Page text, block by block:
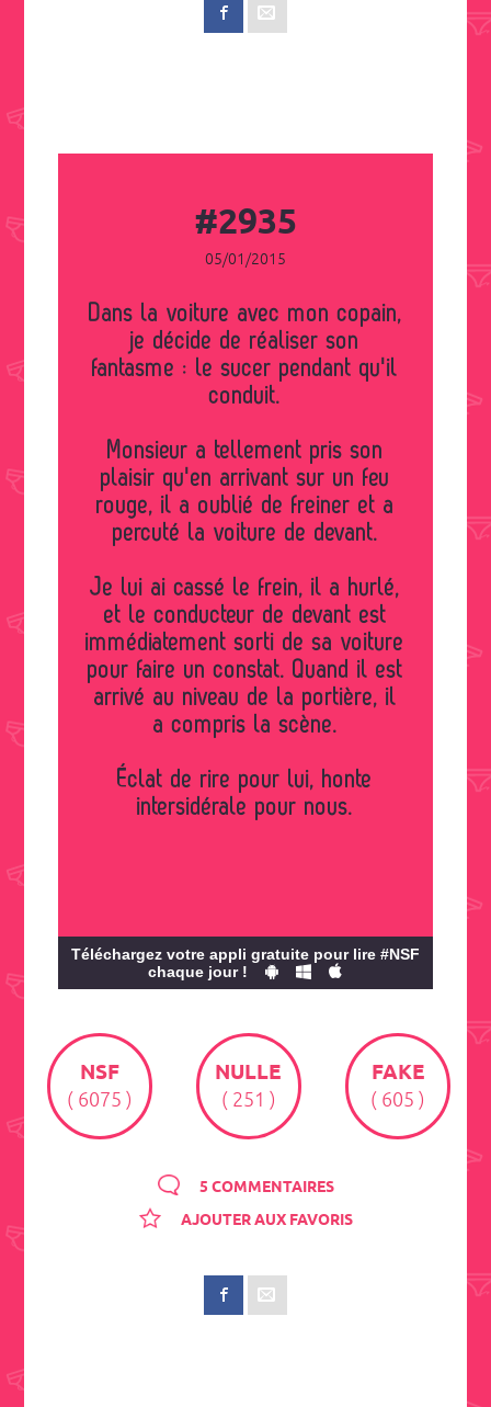
#2935
05/01/2015
Dans la voiture avec mon copain,
je décide de réaliser son
fantasme : le sucer pendant qu'il
conduit.
Monsieur a tellement pris son
plaisir qu'en arrivant sur un feu
rouge, il a oublié de freiner et a
percuté la voiture de devant.
Je lui ai cassé le frein, il a hurlé,
et le conducteur de devant est
immédiatement sorti de sa voiture
pour faire un constat. Quand il est
arrivé au niveau de la portière, il
a compris la scène.
Éclat de rire pour lui, honte
intersidérale pour nous.
Téléchargez votre appli gratuite pour lire #NSF
chaque jour !
NSF
( 6075 )
NULLE
( 251 )
FAKE
( 605 )
5 COMMENTAIRES
AJOUTER AUX FAVORIS